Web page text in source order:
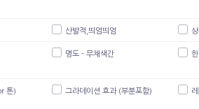
산발적,띄엄띄엄
명도 - 무채색간
톤) 그라데이션 효과 (부분포함)